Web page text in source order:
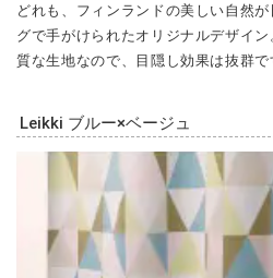
どれも、フィンランドの美しい自然
グで手がけられたオリジナルデザイ
質な生地なので、目隠し効果は抜群で
Leikki ブルー×ベージュ